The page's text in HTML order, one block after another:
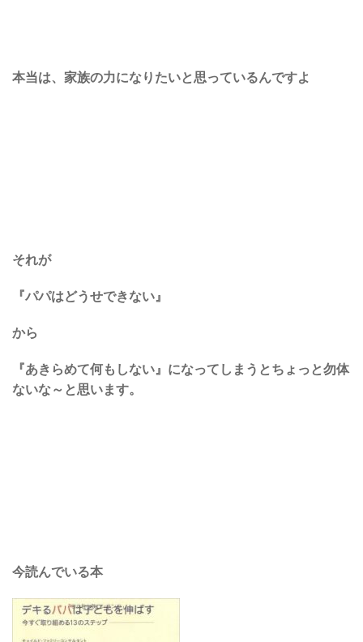
本当は、家族の力になりたいと思っているんですよ
それが
『パパはどうせできない』
から
『あきらめて何もしない』になってしまうとちょっと勿体
ないな～と思います。
今読んでいる本